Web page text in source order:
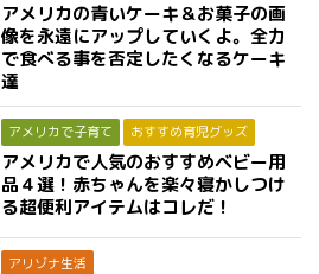
アメリカの青いケーキ＆お菓子の画
像を永遠にアップしていくよ。全力
で食べる事を否定したくなるケーキ
達
アメリカで子育て おすすめ育児グッズ
アメリカで人気のおすすめベビー用
品４選！赤ちゃんを楽々寝かしつけ
る超便利アイテムはコレだ！
アリゾナ生活